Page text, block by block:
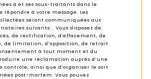
à et ses sous-traitants dans le
répondre à votre message. Les
seront communiquées aux
suivants: . Vous disposez de
de rectification, d’effacement, de
de limitation, d’opposition, de retrait
à tout moment et du
une réclamation auprès d’une
contrôle, ainsi que d’organiser le sort
post-mortem. Vous pouvez